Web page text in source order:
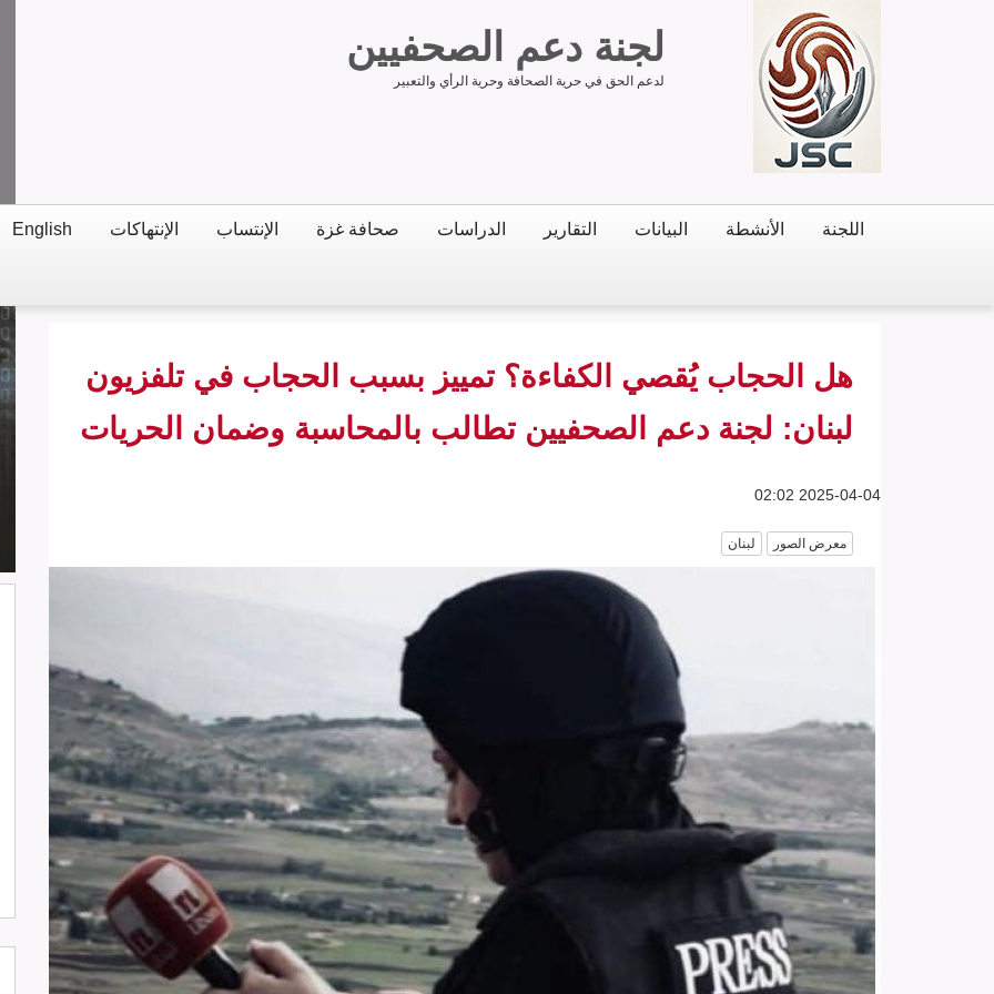
لجنة دعم الصحفيين
لدعم الحق في حرية الصحافة وحرية الرأي والتعبير
اللجنة الأنشطة البيانات التقارير الدراسات صحافة غزة الإنتساب الإنتهاكات English
هل الحجاب يُقصي الكفاءة؟ تمييز بسبب الحجاب في تلفزيون
لبنان: لجنة دعم الصحفيين تطالب بالمحاسبة وضمان الحريات
2025-04-04 02:02
معرض الصور لبنان
شارك وفد من لجنة دعم الصحفيين في
جلسة اعتماد الاستعراض الدوي الشامل
حول لبنان في مقر الامم المتحدة في
جنيف حيث القت اللجنة كلمة باسم
جمعية البراعم للعمل الاجتماعي